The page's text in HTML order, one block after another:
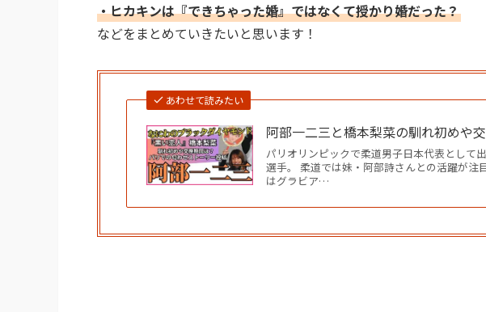
・ヒカキンは『できちゃった婚』ではなくて授かり婚だった？
などをまとめていきたいと思います！
あわせて読みたい
阿部一二三と橋本梨菜の馴れ初めや
パリオリンピックで柔道男子日本代表として
選手。 柔道では妹・阿部詩さんとの活躍が注
はグラビア…